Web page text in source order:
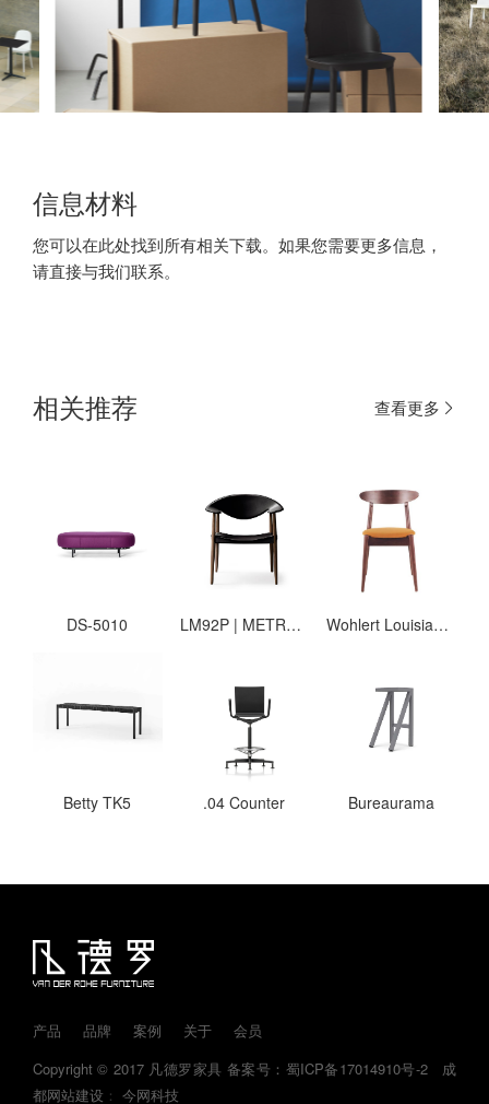
信息材料
您可以在此处找到所有相关下载。如果您需要更多信息，
请直接与我们联系。
相关推荐 查看更多
DS-5010 LM92P | METROPOLITAN CHAIR Wohlert Louisiana Chair (1958)
Betty TK5 .04 Counter Bureaurama
产品 品牌 案例 关于
会员
Copyright © 2017 凡德罗家具 备案号：蜀ICP备17014910号-2
成
都网站建设 ： 今网科技